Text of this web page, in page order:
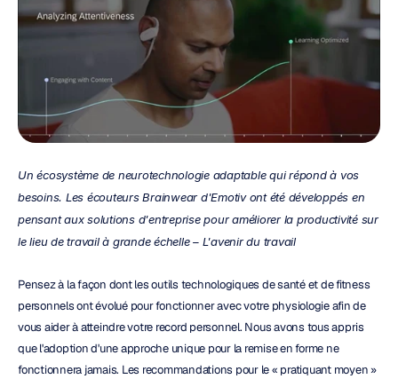
Un écosystème de neurotechnologie adaptable qui répond à vos
besoins. Les écouteurs Brainwear d'Emotiv ont été développés en
pensant aux solutions d'entreprise pour améliorer la productivité sur
le lieu de travail à grande échelle – L'avenir du travail
Pensez à la façon dont les outils technologiques de santé et de fitness
personnels ont évolué pour fonctionner avec votre physiologie afin de
vous aider à atteindre votre record personnel. Nous avons tous appris
que l'adoption d'une approche unique pour la remise en forme ne
fonctionnera jamais. Les recommandations pour le « pratiquant moyen »